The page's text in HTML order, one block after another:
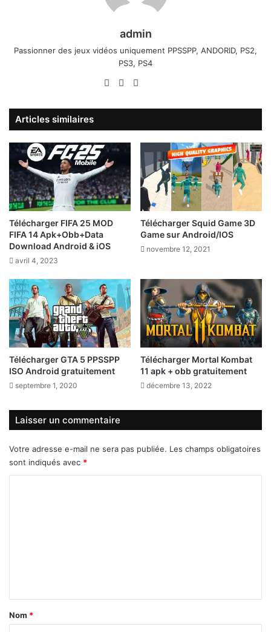
admin
Passionner des jeux vidéos uniquement PPSSPP, ANDORID, PS2,
PS3, PS4
WebsiteFacebook
Articles similaires
Télécharger FIFA 25 MOD
FIFA 14 Apk+Obb+Data
Download Android & iOS
avril 4, 2023
Télécharger Squid Game 3D
Game sur Android/IOS
novembre 12, 2021
Télécharger GTA 5 PPSSPP
ISO Android gratuitement
septembre 1, 2020
Télécharger Mortal Kombat
11 apk + obb gratuitement
décembre 13, 2022
Laisser un commentaire
Votre adresse e-mail ne sera pas publiée. Les champs obligatoires
sont indiqués avec *
a
Nom *